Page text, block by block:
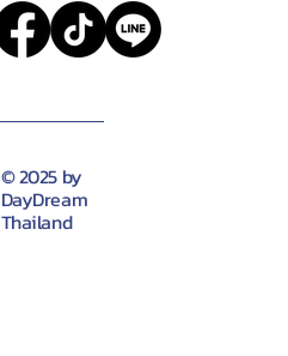
© 2025 by
DayDream
Thailand